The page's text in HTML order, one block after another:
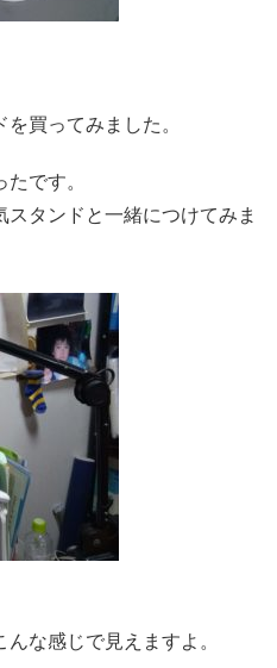
買ってみました。
です。
タンドと一緒につけてみま
な感じで見えますよ。